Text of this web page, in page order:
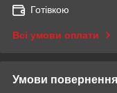
Готівкою
Всі умови оплати
Умови повернення